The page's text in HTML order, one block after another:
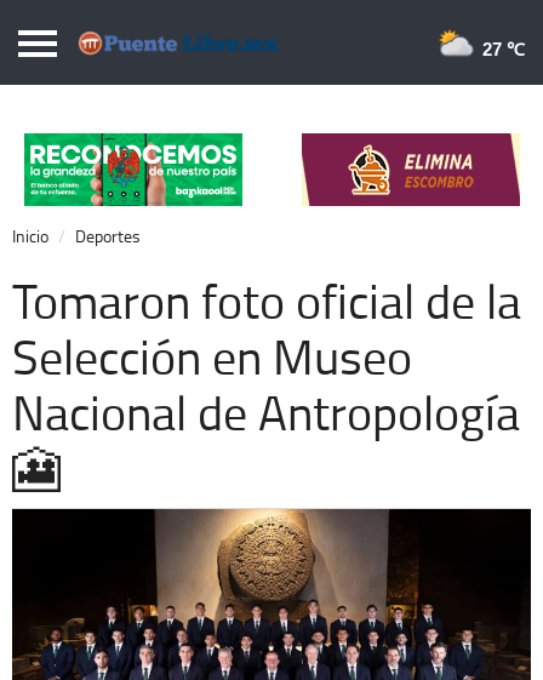
Puentelibre.mx
Local
Nacional
Opinión
Cronos
Economía
Espectáculos
Deportes
Extra +
27 ℃
Inicio Deportes
Tomaron foto oficial de la
Selección en Museo
Nacional de Antropología
🎦